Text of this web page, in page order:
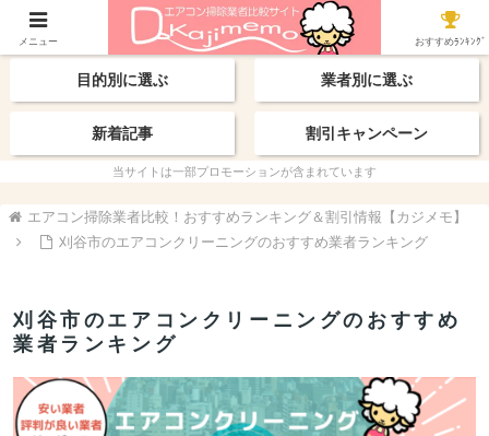
【最新】おすすめ業者 エリアから探す
目的別に選ぶ 業者別に選ぶ
新着記事 割引キャンペーン
当サイトは一部プロモーションが含まれています
エアコン掃除業者比較！おすすめランキング＆割引情報【カジメモ】
刈谷市のエアコンクリーニングのおすすめ業者ランキング
刈谷市のエアコンクリーニングのおすすめ
業者ランキング
メニュー おすすめﾗﾝｷﾝｸﾞ